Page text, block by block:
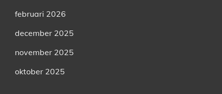
februari 2026
december 2025
november 2025
oktober 2025